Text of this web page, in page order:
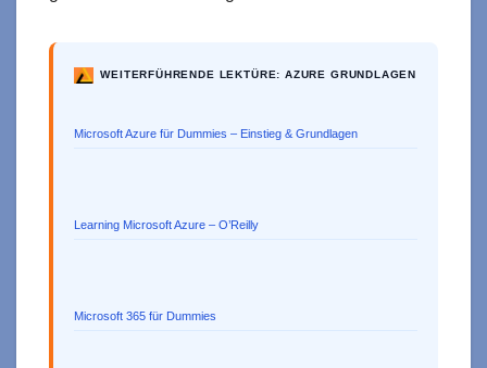
WEITERFÜHRENDE LEKTÜRE: AZURE GRUNDLAGEN
Microsoft Azure für Dummies – Einstieg & Grundlagen
Learning Microsoft Azure – O’Reilly
Microsoft 365 für Dummies